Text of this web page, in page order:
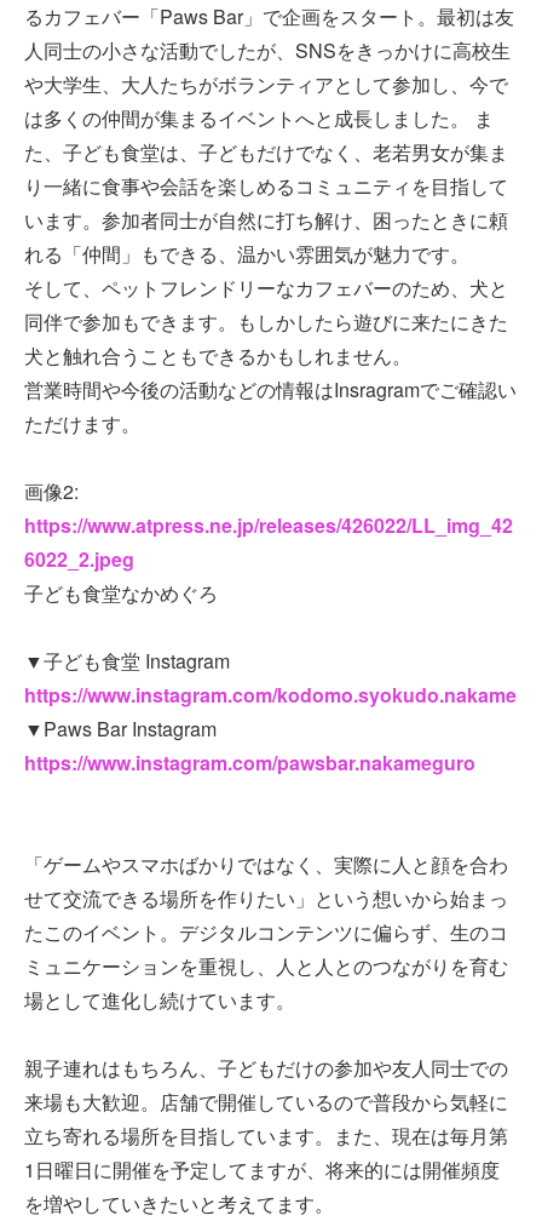
るカフェバー「Paws Bar」で企画をスタート。最初は友
人同士の小さな活動でしたが、SNSをきっかけに高校生
や大学生、大人たちがボランティアとして参加し、今で
は多くの仲間が集まるイベントへと成長しました。 ま
た、子ども食堂は、子どもだけでなく、老若男女が集ま
り一緒に食事や会話を楽しめるコミュニティを目指して
います。参加者同士が自然に打ち解け、困ったときに頼
れる「仲間」もできる、温かい雰囲気が魅力です。
そして、ペットフレンドリーなカフェバーのため、犬と
同伴で参加もできます。もしかしたら遊びに来たにきた
犬と触れ合うこともできるかもしれません。
営業時間や今後の活動などの情報はInsragramでご確認い
ただけます。
画像2:
https://www.atpress.ne.jp/releases/426022/LL_img_42
6022_2.jpeg
子ども食堂なかめぐろ
▼子ども食堂 Instagram
https://www.instagram.com/kodomo.syokudo.nakame
▼Paws Bar Instagram
https://www.instagram.com/pawsbar.nakameguro
「ゲームやスマホばかりではなく、実際に人と顔を合わ
せて交流できる場所を作りたい」という想いから始まっ
たこのイベント。デジタルコンテンツに偏らず、生のコ
ミュニケーションを重視し、人と人とのつながりを育む
場として進化し続けています。
親子連れはもちろん、子どもだけの参加や友人同士での
来場も大歓迎。店舗で開催しているので普段から気軽に
立ち寄れる場所を目指しています。また、現在は毎月第
1日曜日に開催を予定してますが、将来的には開催頻度
を増やしていきたいと考えてます。